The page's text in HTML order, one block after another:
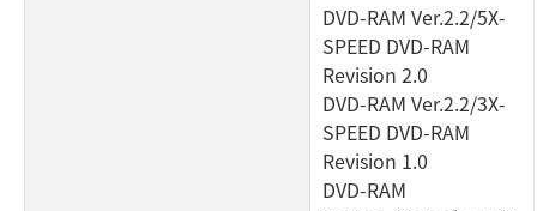
DVD-RAM Ver.2.2/5X-
SPEED DVD-RAM
Revision 2.0
DVD-RAM Ver.2.2/3X-
SPEED DVD-RAM
Revision 1.0
DVD-RAM